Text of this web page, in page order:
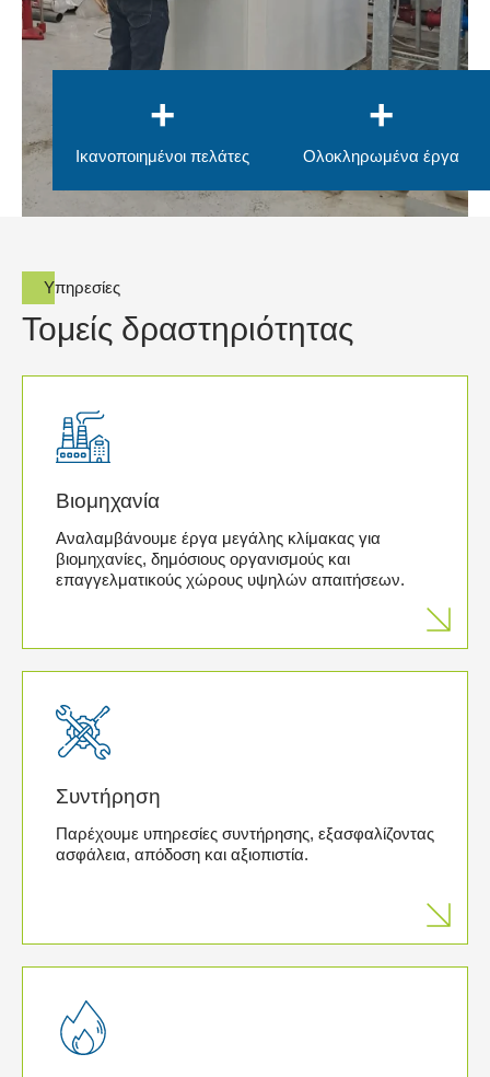
+
Ικανοποιημένοι πελάτες
+
Ολοκληρωμένα έργα
Υπηρεσίες
Τομείς δραστηριότητας
Βιομηχανία
Αναλαμβάνουμε έργα μεγάλης κλίμακας για
βιομηχανίες, δημόσιους οργανισμούς και
επαγγελματικούς χώρους υψηλών απαιτήσεων.
Συντήρηση
Παρέχουμε υπηρεσίες συντήρησης, εξασφαλίζοντας
ασφάλεια, απόδοση και αξιοπιστία.